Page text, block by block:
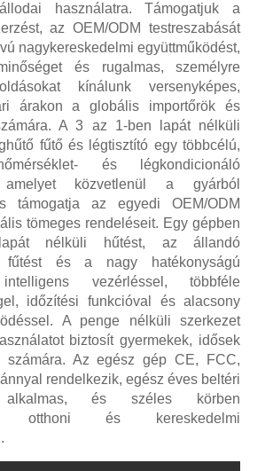
használatra. Támogatjuk a
az OEM/ODM testreszabását
nagykereskedelmi együttműködést,
és rugalmas, személyre
kínálunk versenyképes,
árakon a globális importőrök és
A 3 az 1-ben lapát nélküli
fűtő és légtisztító egy többcélú,
és légkondicionáló
amelyet közvetlenül a gyárból
támogatja az egyedi OEM/ODM
tömeges rendeléseit. Egy gépben
nélküli hűtést, az állandó
fűtést és a nagy hatékonyságú
intelligens vezérléssel, többféle
időzítési funkcióval és alacsony
A penge nélküli szerkezet
biztosít gyermekek, idősek
számára. Az egész gép CE, FCC,
rendelkezik, egész éves beltéri
alkalmas, és széles körben
otthoni és kereskedelmi